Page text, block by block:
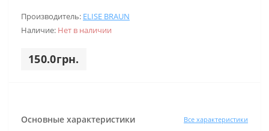
Производитель: ELISE BRAUN
Наличие: Нет в наличии
150.0грн.
Основные характеристики Все характеристики